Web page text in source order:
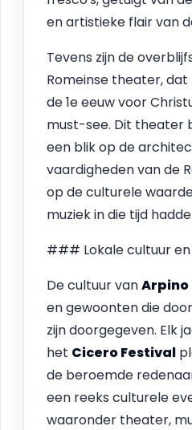
en artistieke flair van
Tevens zijn de
Romeinse theater,
de 1e eeuw voor
must-see. Dit theater
een blik op de
vaardigheden van de
op de culturele
muziek in die tijd
### Lokale cultuur
De cultuur vanArpino
en gewoonten die
zijn doorgegeven. Elk
het Cicero Festival
de beroemde
een reeks culturele
waaronder theater,